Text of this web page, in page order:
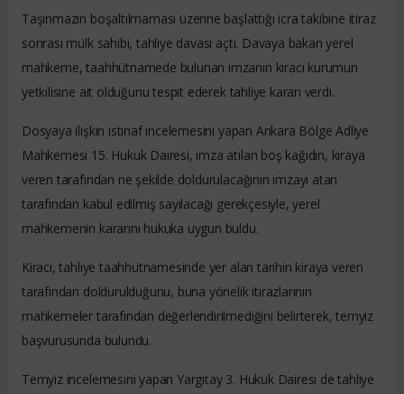
Taşınmazın boşaltılmaması üzerine başlattığı icra takibine itiraz
sonrası mülk sahibi, tahliye davası açtı. Davaya bakan yerel
mahkeme, taahhütnamede bulunan imzanın kiracı kurumun
yetkilisine ait olduğunu tespit ederek tahliye kararı verdi.
Dosyaya ilişkin istinaf incelemesini yapan Ankara Bölge Adliye
Mahkemesi 15. Hukuk Dairesi, imza atılan boş kağıdın, kiraya
veren tarafından ne şekilde doldurulacağının imzayı atan
tarafından kabul edilmiş sayılacağı gerekçesiyle, yerel
mahkemenin kararını hukuka uygun buldu.
Kiracı, tahliye taahhütnamesinde yer alan tarihin kiraya veren
tarafından doldurulduğunu, buna yönelik itirazlarının
mahkemeler tarafından değerlendirilmediğini belirterek, temyiz
başvurusunda bulundu.
Temyiz incelemesini yapan Yargıtay 3. Hukuk Dairesi de tahliye